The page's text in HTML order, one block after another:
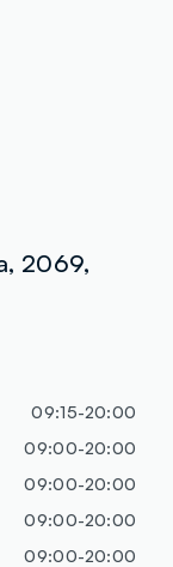
2069,
09:15-20:00
09:00-20:00
09:00-20:00
09:00-20:00
09:00-20:00